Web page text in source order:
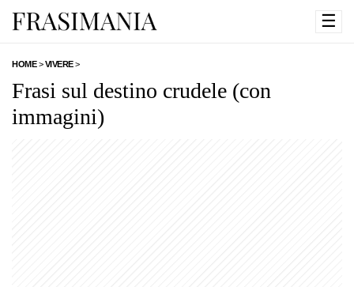
☰
HOME>VIVERE>
Frasi sul destino crudele (con
immagini)